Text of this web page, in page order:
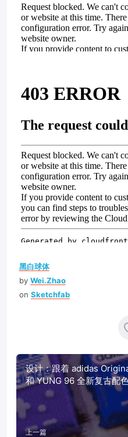
黑白球体
by Wei.Zhao
on Sketchfab
设计：跟着 adidas
和 YUNG 96 全新复古配
上一篇